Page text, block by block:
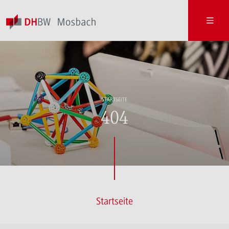
STARTSEITE
404
Startseite